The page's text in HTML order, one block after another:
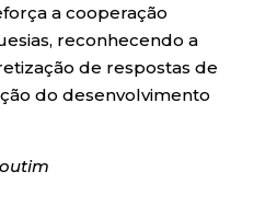
a cooperação
reconhecendo a
de respostas de
do desenvolvimento